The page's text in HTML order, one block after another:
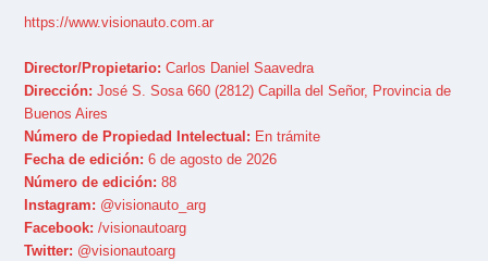
https://www.visionauto.com.ar
Director/Propietario: Carlos Daniel Saavedra
Dirección: José S. Sosa 660 (2812) Capilla del Señor, Provincia de
Buenos Aires
Número de Propiedad Intelectual: En trámite
Fecha de edición: 6 de agosto de 2026
Número de edición: 88
Instagram: @visionauto_arg
Facebook: /visionautoarg
Twitter: @visionautoarg